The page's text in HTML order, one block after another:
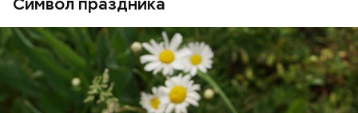
человеку, в которого ударила молния.